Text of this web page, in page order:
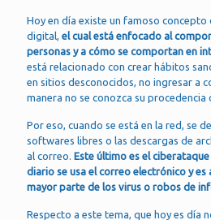
Hoy en día existe un famoso concepto
digital, el cual está enfocado al
personas y a cómo se comportan en
está relacionado con crear hábitos
en sitios desconocidos, no ingresar a
manera no se conozca su procedencia
Por eso, cuando se está en la red, se
softwares libres o las descargas de
al correo. Este último es el
diario se usa el correo electrónico y
mayor parte de los virus o robos de
Respecto a este tema, que hoy es día